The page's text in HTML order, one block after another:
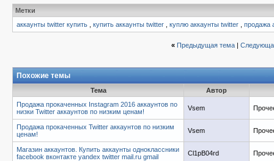
Метки
аккаунты twitter купить
купить аккаунты twitter куплю аккаунты twitter продажа
« Предыдущая тема|
Похожие темы
Тема
Автор
Продажа прокаченных Instagram 2016 аккаунтов по
низки Twitter аккаунтов по низким ценам!
Vsem
Продажа прокаченных Twitter аккаунтов по низким
ценам!
Vsem
Магазин аккаунтов. Купить аккаунты одноклассники
facebook вконтакте yandex twitter mail.ru gmail
Cl1pB04rd